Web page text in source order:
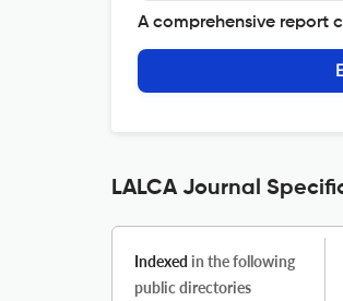
A comprehensive report
LALCA Journal
Indexed in the following
public directories